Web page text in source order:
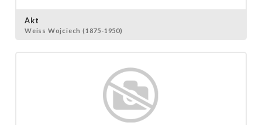
Akt
Weiss Wojciech (1875-1950)